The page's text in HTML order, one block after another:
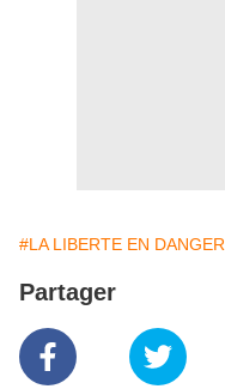
#LA LIBERTE EN DANGER
Partager